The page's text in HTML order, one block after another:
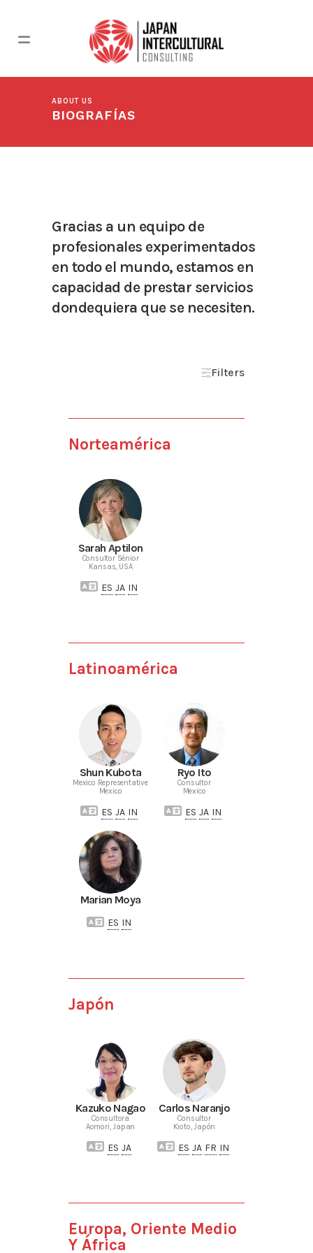
ABOUT US
BIOGRAFÍAS
Gracias a un equipo de
profesionales experimentados
en todo el mundo, estamos en
capacidad de prestar servicios
dondequiera que se necesiten.
Filters
Norteamérica
Sarah Aptilon
Consultor Sénior
Kansas, USA
ES JA IN
Latinoamérica
Shun Kubota
Mexico Representative
Mexico
ES JA IN
Ryo Ito
Consultor
Mexico
ES JA IN
Marian Moya
ES IN
Japón
Kazuko Nagao
Consultora
Aomori, Japan
ES JA
Carlos Naranjo
Consultor
Kioto, Japón
ES JA FR IN
Europa, Oriente Medio
Y África